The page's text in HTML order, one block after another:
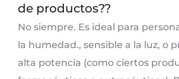
de productos??
No siempre. Es ideal para
la humedad., sensible a la luz, o
alta potencia (como ciertos